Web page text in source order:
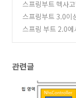
mel-case가 안먹
스프링부트 헥사
스프링부트 3.0
(스프링 시큐리티)
스프링 부트 2.0에
관련글